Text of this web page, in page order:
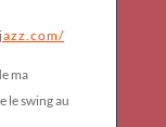
ma
le swing au